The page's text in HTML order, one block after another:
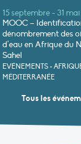
15 septembre - 31 mai
MOOC –
dénombrement des
d’eau en Afrique du
Sahel
EVÉNEMENTS •
MÉDITERRANÉE
Tous les